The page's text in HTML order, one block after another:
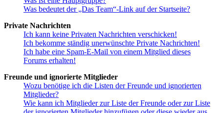
Was bedeutet der „Das Team“-Link auf der Startseite?
Private Nachrichten
Ich kann keine Privaten Nachrichten verschicken!
Ich bekomme ständig unerwünschte Private Nachrichten!
Ich habe eine Spam-E-Mail von einem Mitglied dieses
Forums erhalten!
Freunde und ignorierte Mitglieder
Wozu benötige ich die Listen der Freunde und ignorierten
Mitglieder?
Wie kann ich Mitglieder zur Liste der Freunde oder zur Liste